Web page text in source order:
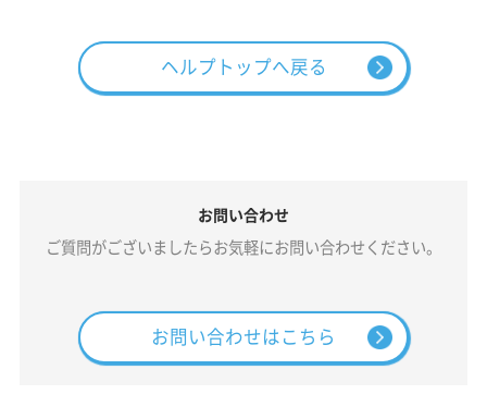
ヘルプトップへ戻る
お問い合わせ
ご質問がございましたらお気軽にお問い合わせください。
お問い合わせはこちら